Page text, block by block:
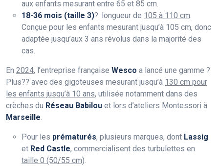
aux enfants mesurant entre 65 et 85 cm.
18-36 mois (taille 3)?: longueur de 105 à 110 cm.
Conçue pour les enfants mesurant jusqu’à 105 cm, donc
adaptée jusqu’aux 3 ans révolus dans la majorité des
cas.
En 2024, l’entreprise française Wesco a lancé une gamme ?
Plus?? avec des gigoteuses mesurant jusqu’à 130 cm pour
les enfants jusqu’à 10 ans, utilisée notamment dans des
crèches du Réseau Babilou et lors d’ateliers Montessori à
Marseille.
Pour les prématurés, plusieurs marques, dont Lassig
et Red Castle, commercialisent des turbulettes en
taille 0 (50/55 cm).